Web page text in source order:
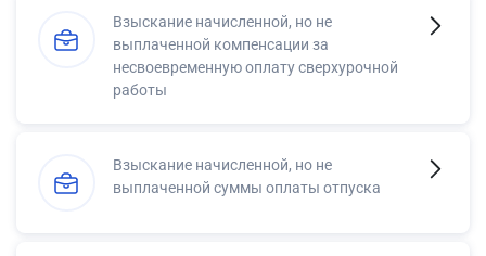
Взыскание начисленной, но не
выплаченной компенсации за
несвоевременную оплату сверхурочной
работы
Взыскание начисленной, но не
выплаченной суммы оплаты отпуска